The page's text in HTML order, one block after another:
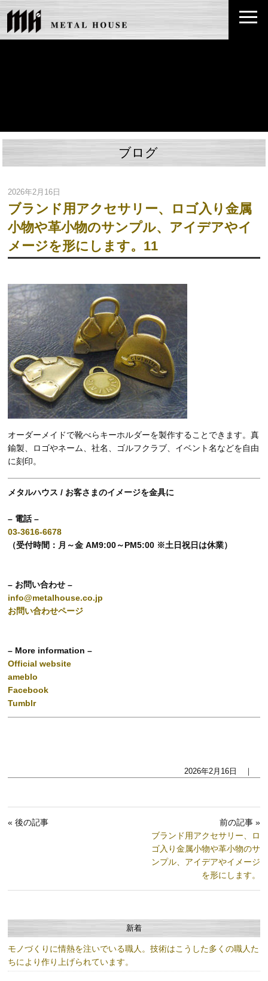
ブログ
2026年2月16日
ブランド用アクセサリー、ロゴ入り金属
小物や革小物のサンプル、アイデアやイ
メージを形にします。11
オーダーメイドで靴べらキーホルダーを製作することできます。真
鍮製、ロゴやネーム、社名、ゴルフクラブ、イベント名などを自由
に刻印。
メタルハウス / お客さまのイメージを金具に
– 電話 –
03-3616-6678
（受付時間：月～金 AM9:00～PM5:00 ※土日祝日は休業）
– お問い合わせ –
info@metalhouse.co.jp
お問い合わせページ
– More information –
Official website
ameblo
Facebook
Tumblr
2026年2月16日 ｜
« 後の記事
前の記事 »
ブランド用アクセサリー、ロ
ゴ入り金属小物や革小物のサ
ンプル、アイデアやイメージ
を形にします。
新着
モノづくりに情熱を注いでいる職人。技術はこうした多くの職人た
ちにより作り上げられています。